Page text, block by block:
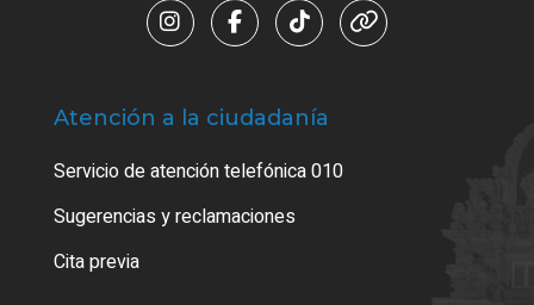
Atención a la ciudadanía
Servicio de atención telefónica 010
Sugerencias y reclamaciones
Cita previa